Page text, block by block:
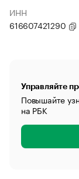
ИНН
616607421290
Управляйте
Повышайте
на РБК